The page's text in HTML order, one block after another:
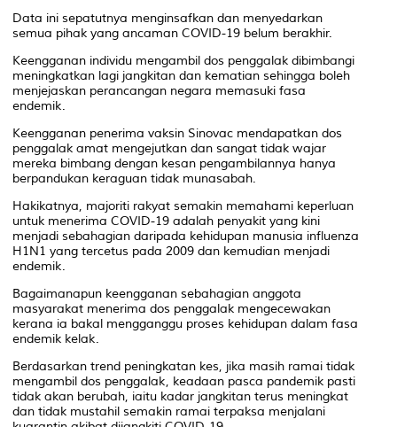
Data ini sepatutnya menginsafkan dan menyedarkan
semua pihak yang ancaman COVID-19 belum berakhir.
Keengganan individu mengambil dos penggalak dibimbangi
meningkatkan lagi jangkitan dan kematian sehingga boleh
menjejaskan perancangan negara memasuki fasa
endemik.
Keengganan penerima vaksin Sinovac mendapatkan dos
penggalak amat mengejutkan dan sangat tidak wajar
mereka bimbang dengan kesan pengambilannya hanya
berpandukan keraguan tidak munasabah.
Hakikatnya, majoriti rakyat semakin memahami keperluan
untuk menerima COVID-19 adalah penyakit yang kini
menjadi sebahagian daripada kehidupan manusia influenza
H1N1 yang tercetus pada 2009 dan kemudian menjadi
endemik.
Bagaimanapun keengganan sebahagian anggota
masyarakat menerima dos penggalak mengecewakan
kerana ia bakal mengganggu proses kehidupan dalam fasa
endemik kelak.
Berdasarkan trend peningkatan kes, jika masih ramai tidak
mengambil dos penggalak, keadaan pasca pandemik pasti
tidak akan berubah, iaitu kadar jangkitan terus meningkat
dan tidak mustahil semakin ramai terpaksa menjalani